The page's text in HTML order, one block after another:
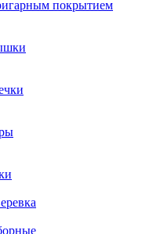
покрытием